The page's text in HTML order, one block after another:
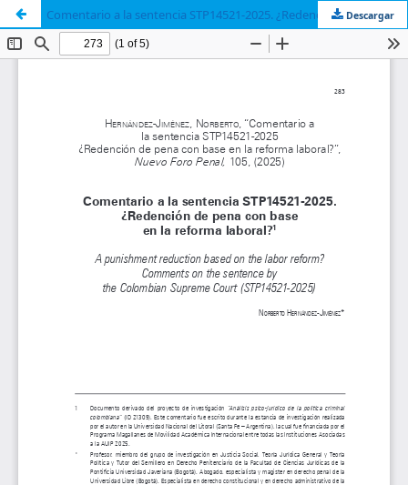
Comentario a la sentencia STP14521-2025. ¿Redención de pena con base en la reforma laboral?
Descargar